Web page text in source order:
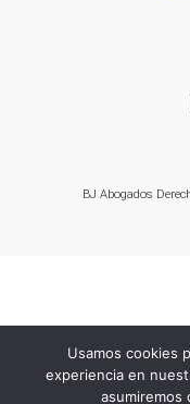
BJ Abogados
Usamos cookies
experiencia en
asumiremos